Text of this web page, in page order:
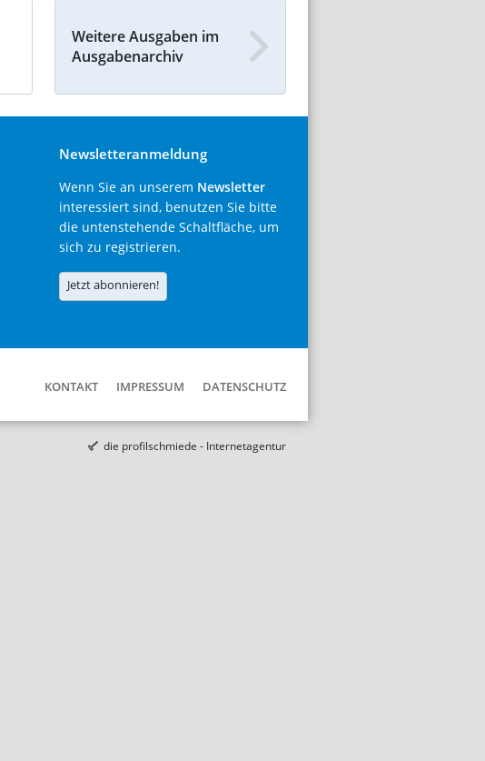
Weitere Ausgaben im
Ausgabenarchiv
Newsletteranmeldung
Wenn Sie an unserem Newsletter
interessiert sind, benutzen Sie bitte
die untenstehende Schaltfläche, um
sich zu registrieren.
Jetzt abonnieren!
KONTAKT IMPRESSUM DATENSCHUTZ
die profilschmiede - Internetagentur